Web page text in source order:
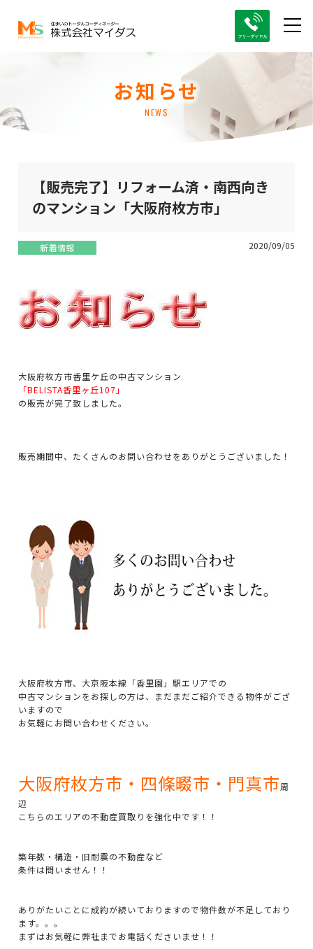
お知らせ
NEWS
【販売完了】リフォーム済・南西向き
のマンション「大阪府枚方市」
新着情報 2020/09/05
大阪府枚方市香里ケ丘の中古マンション
「BELISTA香里ヶ丘107」
の販売が完了致しました。
販売期間中、たくさんのお問い合わせをありがとうございました！
大阪府枚方市、大京阪本線「香里園」駅エリアでの
中古マンションをお探しの方は、まだまだご紹介できる物件がござ
いますので
お気軽にお問い合わせください。
大阪府枚方市・四條畷市・門真市周
辺
こちらのエリアの不動産買取りを強化中です！！
築年数・構造・旧耐震の不動産など
条件は問いません！！
ありがたいことに成約が続いておりますので物件数が不足しており
ます。。。
まずはお気軽に弊社までお電話くださいませ！！